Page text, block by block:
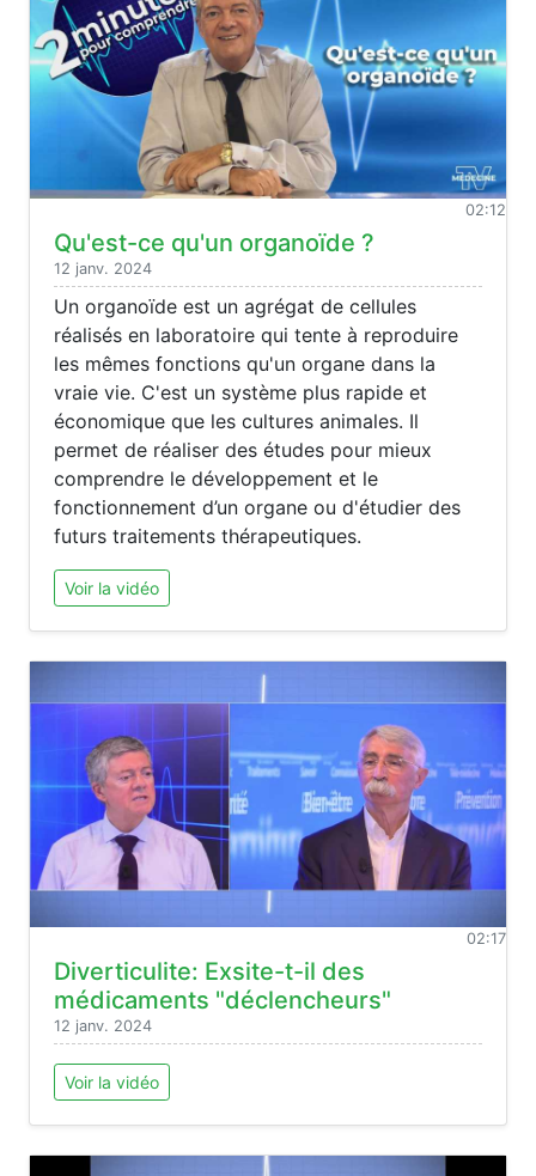
02:12
Qu'est-ce qu'un organoïde ?
12 janv. 2024
Un organoïde est un agrégat de cellules
réalisés en laboratoire qui tente à reproduire
les mêmes fonctions qu'un organe dans la
vraie vie. C'est un système plus rapide et
économique que les cultures animales. Il
permet de réaliser des études pour mieux
comprendre le développement et le
fonctionnement d’un organe ou d'étudier des
futurs traitements thérapeutiques.
Voir la vidéo
02:17
Diverticulite: Exsite-t-il des
médicaments "déclencheurs"
12 janv. 2024
Voir la vidéo